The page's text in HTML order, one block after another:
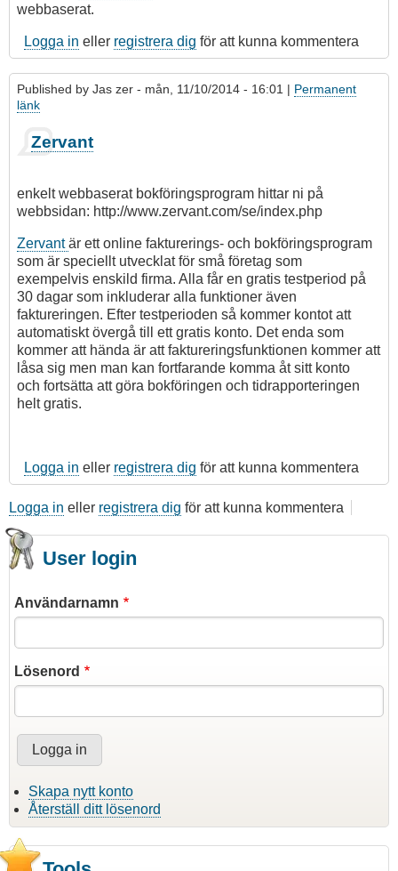
webbaserat.
Logga in eller registrera dig för att kunna kommentera
Published by Jas zer - mån, 11/10/2014 - 16:01 | Permanent
länk
Zervant
enkelt webbaserat bokföringsprogram hittar ni på
webbsidan: http://www.zervant.com/se/index.php
Zervantär ett online fakturerings- och bokföringsprogram
som är speciellt utvecklat för små företag som
exempelvis enskild firma. Alla får en gratis testperiod på
30 dagar som inkluderar alla funktioner även
faktureringen. Efter testperioden så kommer kontot att
automatiskt övergå till ett gratis konto. Det enda som
kommer att hända är att faktureringsfunktionen kommer att
låsa sig men man kan fortfarande komma åt sitt konto
och fortsätta att göra bokföringen och tidrapporteringen
helt gratis.
Logga in eller registrera dig för att kunna kommentera
Logga in eller registrera dig för att kunna kommentera
User login
Användarnamn
Lösenord
Skapa nytt konto
Återställ ditt lösenord